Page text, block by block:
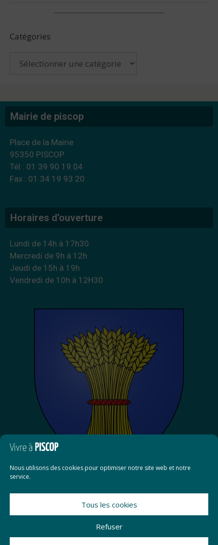
Nous utilisons des cookies pour optimiser notre site web et notre
service.
Tous les cookies
Refuser
Catégories
Mairie de piscop
Place de la Mairie
95350 PISCOP
Tél : 01 39 90 19 04
Fax : 01 34 19 93 20
Horaires d’ouverture
Lundi de 14h à 17h30
Mercredi de 9h à 12h
Jeudi de 15h à 19h
Vendredi de 10h à 12H30